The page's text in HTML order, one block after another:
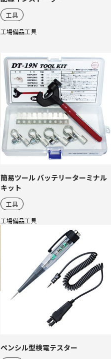
工具
工場備品工具
簡易ツール バッテリーターミナル
キット
工具
工場備品工具
ペンシル型検電テスター